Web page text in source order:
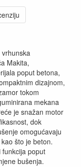
vrhunska
Makita,
poput betona,
dizajnom,
tokom
mekana
je snažan motor
dok
omogućavaju
što je beton.
poput
bušenja.